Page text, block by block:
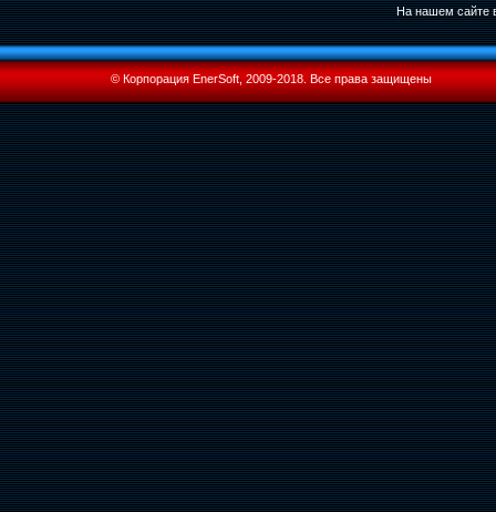
На нашем сайте
© Корпорация EnerSoft, 2009-2018. Все права защищены